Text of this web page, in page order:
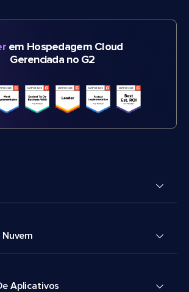
em Hospedagem Cloud
Gerenciada no G2
Aplicativos